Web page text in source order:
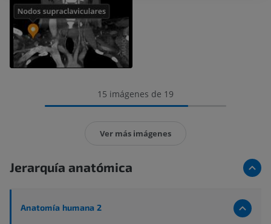
15 imágenes de 19
Ver más imágenes
Jerarquía anatómica
Anatomía humana 2